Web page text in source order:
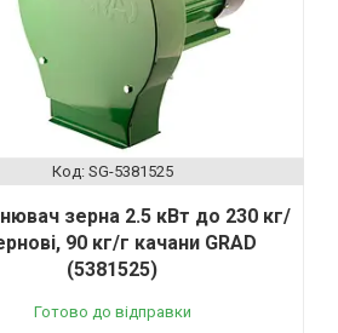
SG-5381525
зерна 2.5 кВт до 230 кг/
90 кг/г качани GRAD
(5381525)
Готово до відправки